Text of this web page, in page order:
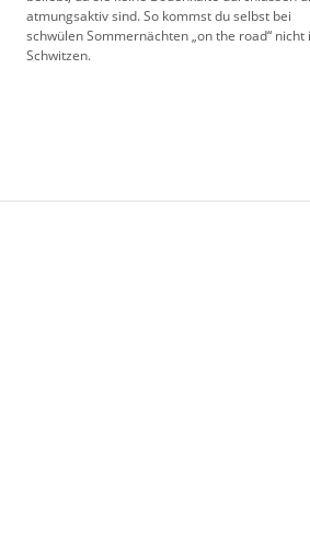
atmungsaktiv sind. So kommst du selbst bei
schwülen Sommernächten „on the road“ nicht
Schwitzen.